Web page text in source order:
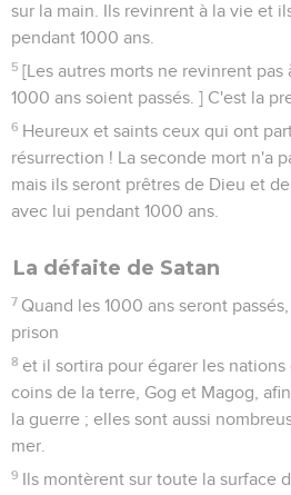
sur la main. Ils revinrent à la vie et
pendant 1000 ans.
5 [Les autres morts ne revinrent pas
1000 ans soient passés. ] C'est la
6 Heureux et saints ceux qui ont
résurrection ! La seconde mort n'a
mais ils seront prêtres de Dieu et
avec lui pendant 1000 ans.
La défaite de Satan
7 Quand les 1000 ans seront
prison
8 et il sortira pour égarer les
coins de la terre, Gog et Magog,
la guerre ; elles sont aussi
mer.
9 Ils montèrent sur toute la surface